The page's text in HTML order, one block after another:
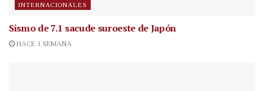
INTERNACIONALES
Sismo de 7.1 sacude suroeste de Japón
HACE 1 SEMANA